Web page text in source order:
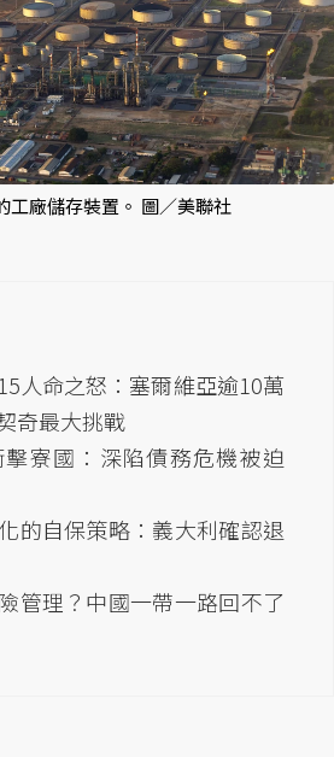
工廠儲存裝置。 圖／美聯社
人命之怒：塞爾維亞逾10萬
奇最大挑戰
寮國：深陷債務危機被迫
的自保策略：義大利確認退
管理？中國一帶一路回不了